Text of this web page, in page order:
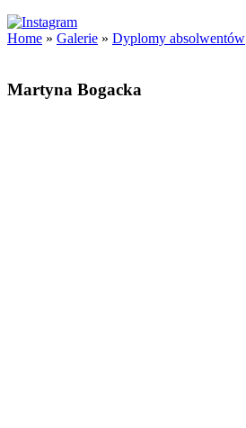
Home » Galerie » Dyplomy absolwentów
Martyna Bogacka